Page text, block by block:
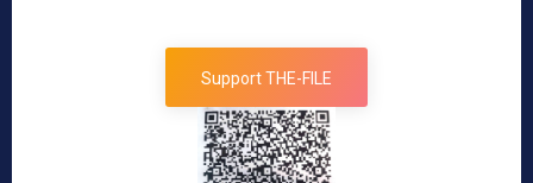
Support THE-FILE